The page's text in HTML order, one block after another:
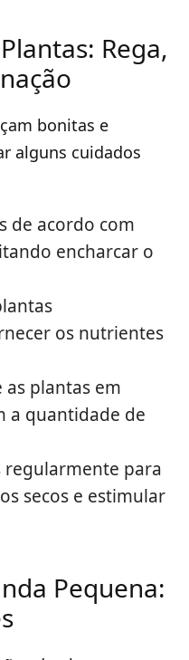
Rega,
bonitas e
alguns cuidados
de acordo com
encharcar o
os nutrientes
as plantas em
a quantidade de
regularmente para
secos e estimular
Pequena: